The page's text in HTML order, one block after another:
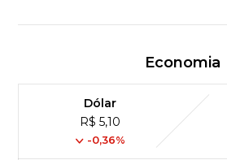
Economia
Dólar
R$ 5,10
-0,36%